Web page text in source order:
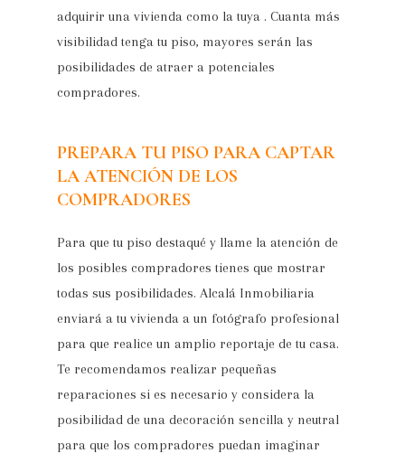
adquirir una vivienda como la tuya . Cuanta más
visibilidad tenga tu piso, mayores serán las
posibilidades de atraer a potenciales
compradores.
PREPARA TU PISO PARA CAPTAR
LA ATENCIÓN DE LOS
COMPRADORES
Para que tu piso destaqué y llame la atención de
los posibles compradores tienes que mostrar
todas sus posibilidades. Alcalá Inmobiliaria
enviará a tu vivienda a un fotógrafo profesional
para que realice un amplio reportaje de tu casa.
Te recomendamos realizar pequeñas
reparaciones si es necesario y considera la
posibilidad de una decoración sencilla y neutral
para que los compradores puedan imaginar